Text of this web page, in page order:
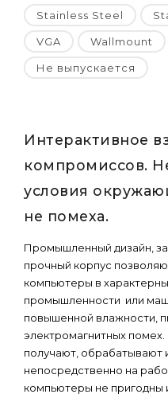
Stainless Steel
VGA Wallmount
Не выпускается
Интерактивное
компромиссов.
условия
не помеха.
Промышленный дизайн,
прочный корпус
компьютеры в
промышленности или
повышенной влажности,
электромагнитных
получают,
непосредственно на
компьютеры не пригодны